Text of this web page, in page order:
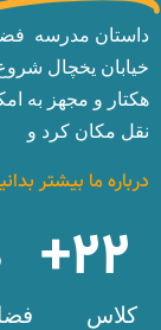
هکتار و مجهز به
نقل مکان کرد و
درباره ما بیشتر
کلاس
22
+